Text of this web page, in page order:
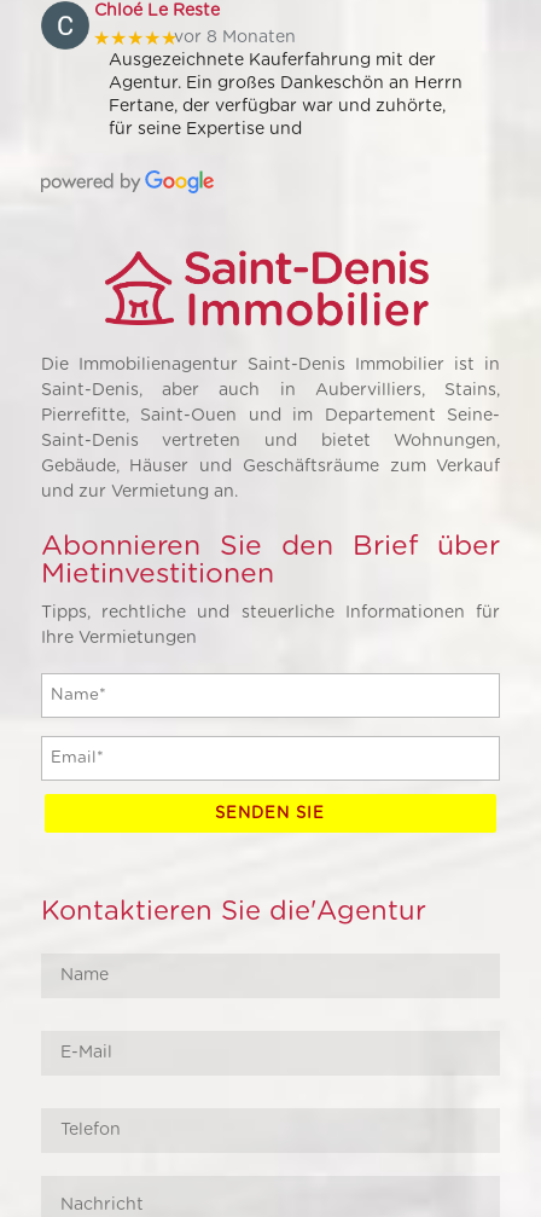
Chloé Le Reste
★★★★★vor 8 Monaten
Ausgezeichnete Kauferfahrung mit der
Agentur. Ein großes Dankeschön an Herrn
Fertane, der verfügbar war und zuhörte,
für seine Expertise und
Die Immobilienagentur Saint-Denis Immobilier ist in
Saint-Denis, aber auch in Aubervilliers, Stains,
Pierrefitte, Saint-Ouen und im Departement Seine-
Saint-Denis vertreten und bietet Wohnungen,
Gebäude, Häuser und Geschäftsräume zum Verkauf
und zur Vermietung an.
Abonnieren Sie den Brief über
Mietinvestitionen
Tipps, rechtliche und steuerliche Informationen für
Ihre Vermietungen
Kontaktieren Sie die'Agentur